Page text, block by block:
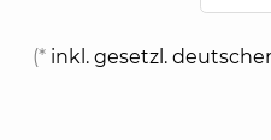
(* inkl. gesetzl.